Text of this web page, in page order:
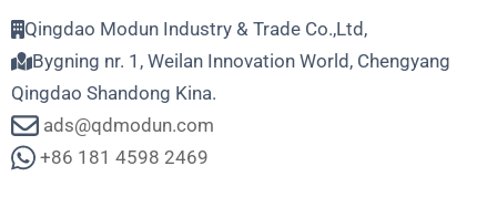
Qingdao Modun Industry & Trade Co.,Ltd,
Bygning nr. 1, Weilan Innovation World, Chengyang
Qingdao Shandong Kina.
ads@qdmodun.com
+86 181 4598 2469